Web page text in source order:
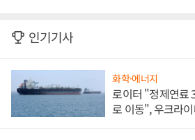
인기기사
화학·에너지
로이터 "정제연료
로 이동", 우크라